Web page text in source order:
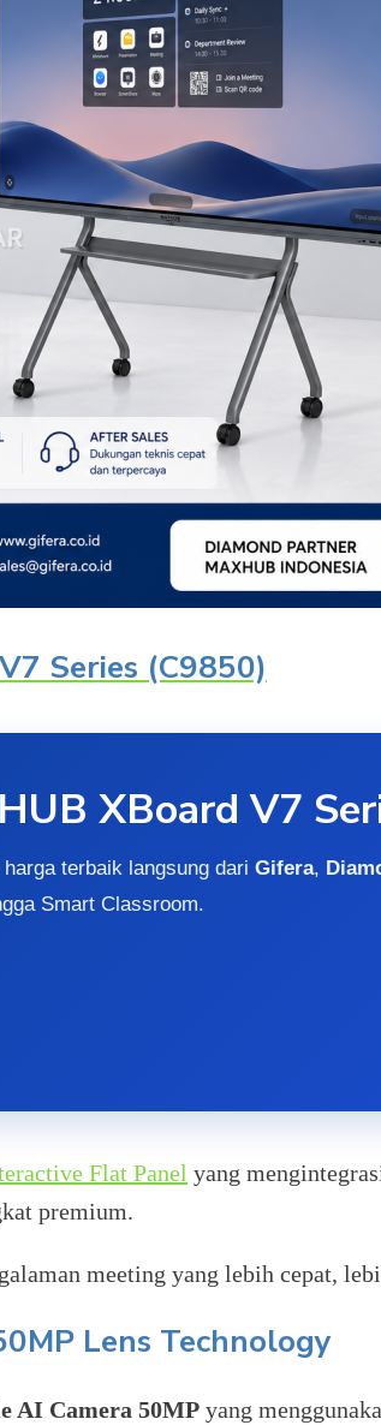
Series (C9850)
XBoard V7
terbaik langsung dari Gifera,
Smart Classroom.
Flat Panel yang
premium.
meeting yang lebih cepat,
Lens Technology
AI Camera 50MP yang